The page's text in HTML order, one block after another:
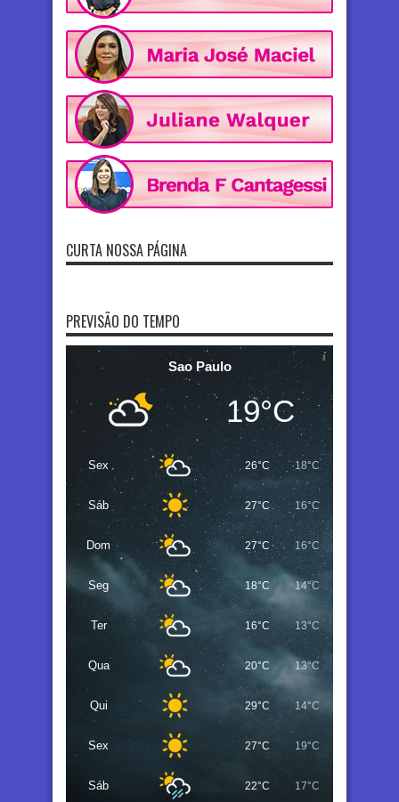
CURTA NOSSA PÁGINA
PREVISÃO DO TEMPO
Sao Paulo
19°C
Sex 26°C 18°C
Sáb 27°C 16°C
Dom 27°C 16°C
Seg 18°C 14°C
Ter 16°C 13°C
Qua 20°C 13°C
Qui 29°C 14°C
Sex 27°C 19°C
Sáb 22°C 17°C